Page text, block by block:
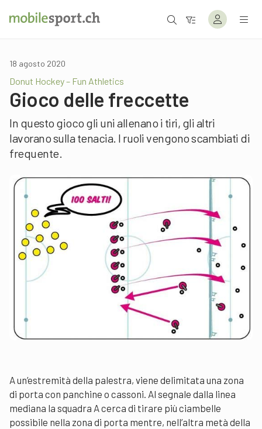
18 agosto 2020
Donut Hockey – Fun Athletics
Gioco delle freccette
In questo gioco gli uni allenano i tiri, gli altri
lavorano sulla tenacia. I ruoli vengono scambiati di
frequente.
A un’estremità della palestra, viene delimitata una zona
di porta con panchine o cassoni. Al segnale dalla linea
mediana la squadra A cerca di tirare più ciambelle
possibile nella zona di porta mentre, nell’altra metà della